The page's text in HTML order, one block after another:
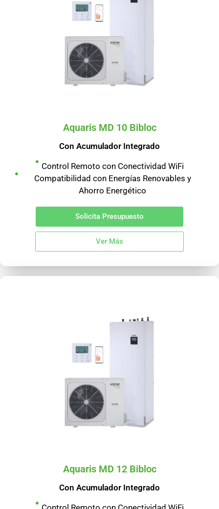
Aquaris MD 10 Bibloc
Con Acumulador Integrado
Control Remoto con Conectividad WiFi
Compatibilidad con Energías Renovables y
Ahorro Energético
Solicita Presupuesto
Ver Más
Aquaris MD 12 Bibloc
Con Acumulador Integrado